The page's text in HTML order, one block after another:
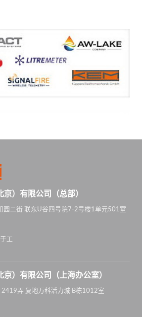
）有限公司（总部）
园二街 联东U谷四号院7-2号楼1单元501室
工
）有限公司（上海办公室）
2419弄 复地万科活力城 B栋1012室